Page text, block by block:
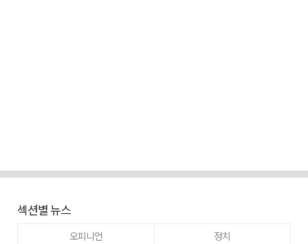
섹션별 뉴스
오피니언
정치